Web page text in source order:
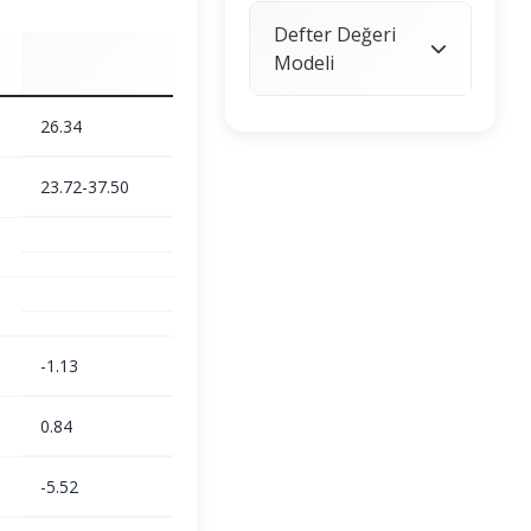
26.34
23.72-37.50
-1.13
0.84
-5.52
Defter Değeri
Modeli